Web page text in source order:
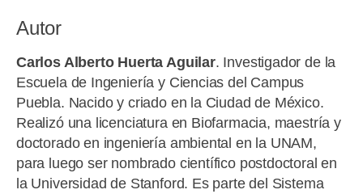
Autor
Carlos Alberto Huerta Aguilar. Investigador de la
Escuela de Ingeniería y Ciencias del Campus
Puebla. Nacido y criado en la Ciudad de México.
Realizó una licenciatura en Biofarmacia, maestría y
doctorado en ingeniería ambiental en la UNAM,
para luego ser nombrado científico postdoctoral en
la Universidad de Stanford. Es parte del Sistema